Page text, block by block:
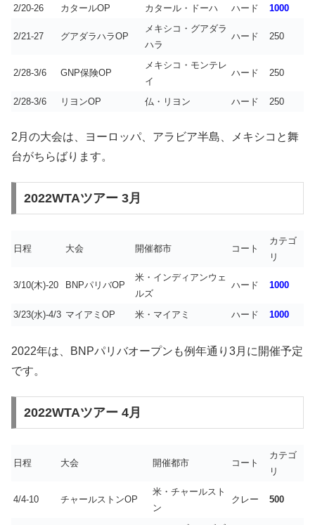
2/20-26 カタールOP カタール・ドーハ ハード 1000
2/21-27 グアダラハラOP
メキシコ・グアダラ
ハラ
ハード 250
2/28-3/6 GNP保険OP
メキシコ・モンテレ
イ
ハード 250
2/28-3/6 リヨンOP 仏・リヨン ハード 250
2月の大会は、ヨーロッパ、アラビア半島、メキシコと舞
台がちらばります。
2022WTAツアー 3月
日程 大会 開催都市 コート
カテゴ
リ
3/10(木)-20 BNPパリバOP
米・インディアンウェ
ルズ
ハード 1000
3/23(水)-4/3 マイアミOP 米・マイアミ ハード 1000
2022年は、BNPパリバオープンも例年通り3月に開催予定
です。
2022WTAツアー 4月
日程 大会 開催都市 コート
カテゴ
リ
4/4-10 チャールストンOP
米・チャールスト
ン
クレー 500